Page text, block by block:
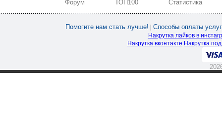
Форум ТОП100 Статистика
Помогите нам стать лучше! Способы оплаты услуг
Накрутка лайков в
Накрутка вконтакте Накрутка